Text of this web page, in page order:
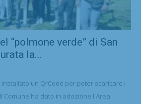
“polmone verde” di San
la...
un QrCode per poter scaricare i
Comune ha dato in adozione l'Area